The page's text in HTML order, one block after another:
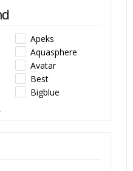
Apeks
Aquasphere
Avatar
Best
Bigblue